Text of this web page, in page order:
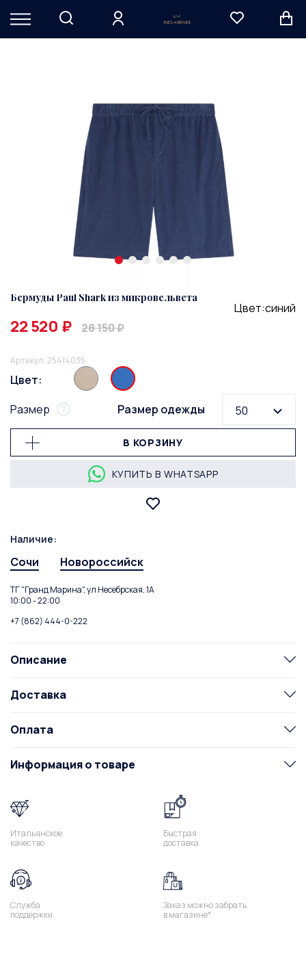
Артикул: 25414035
Бермуды Paul Shark из микровельвета
22 520 ₽ 28 150 ₽
Цвет:синий
Цвет:
Размер одежды
50
Размер
В КОРЗИНУ
КУПИТЬ В WHATSAPP
Наличие:
Сочи Новороссийск
ТГ "Гранд Марина", ул Несебрская, 1А
10:00 - 22:00
+7 (862) 444-0-222
Описание
Доставка
Оплата
Информация о товаре
Итальянское
качество
Быстрая
доставка
Служба
поддержки
Заказ можно забрать
в магазине*